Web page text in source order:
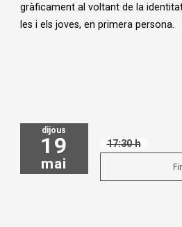
gràficament al voltant de la
les i els joves, en primera persona.
dijous
19
mai
17:30 h